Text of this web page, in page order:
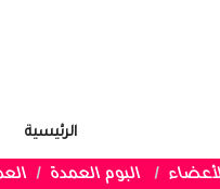
الرئيسية
البوم العمدة